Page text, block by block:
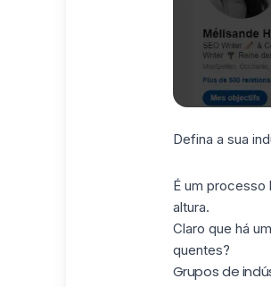
Defina a sua
É um processo
altura.
Claro que há
quentes?
Grupos de